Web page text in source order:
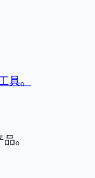
具。
。